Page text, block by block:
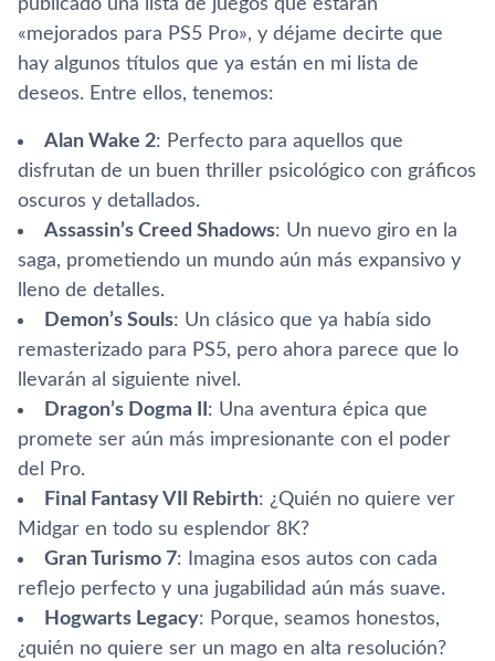
publicado una lista de juegos que estarán
«mejorados para PS5 Pro», y déjame decirte que
hay algunos títulos que ya están en mi lista de
deseos. Entre ellos, tenemos:
Alan Wake 2: Perfecto para aquellos que
disfrutan de un buen thriller psicológico con gráficos
oscuros y detallados.
Assassin’s Creed Shadows: Un nuevo giro en la
saga, prometiendo un mundo aún más expansivo y
lleno de detalles.
Demon’s Souls: Un clásico que ya había sido
remasterizado para PS5, pero ahora parece que lo
llevarán al siguiente nivel.
Dragon’s Dogma II : Una aventura épica que
promete ser aún más impresionante con el poder
del Pro.
Final Fantasy VII Rebirth: ¿Quién no quiere ver
Midgar en todo su esplendor 8K?
Gran Turismo 7: Imagina esos autos con cada
reflejo perfecto y una jugabilidad aún más suave.
Hogwarts Legacy: Porque, seamos honestos,
¿quién no quiere ser un mago en alta resolución?